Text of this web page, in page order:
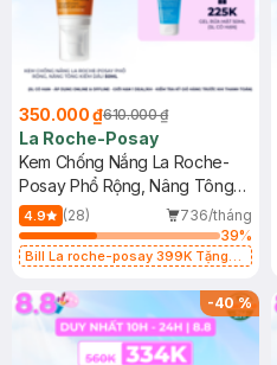
350.000 ₫610.000 ₫
La Roche-Posay
Kem Chống Nắng La Roche-
Posay Phổ Rộng, Nâng Tông
Kiềm Dầu 50ml
4.9 (28)
736/tháng
39%
Bill La roche-posay 399K Tặng
(SL có hạn)
-40%